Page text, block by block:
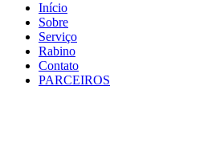
Início
Sobre
Serviço
Rabino
Contato
PARCEIROS